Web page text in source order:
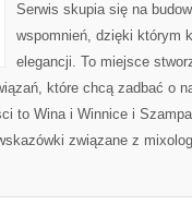
Serwis skupia się na
wspomnień, dzięki którym
elegancji. To miejsce
które chcą zadbać o
to Wina i Winnice i
związane z